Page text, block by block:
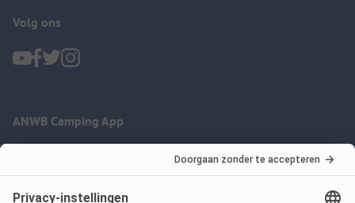
Volg ons
ANWB Camping App